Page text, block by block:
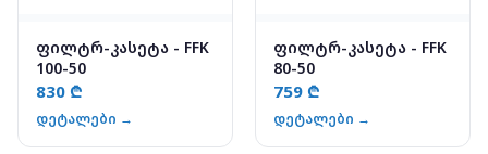
ფილტრ-კასეტა - FFK
100-50
830 ₾
დეტალები →
ფილტრ-კასეტა - FFK
80-50
759 ₾
დეტალები →